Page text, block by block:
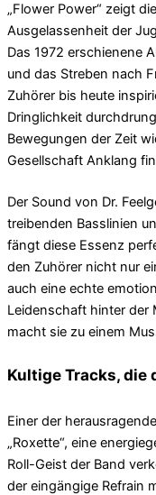
„Flower Power“ zeigt
Ausgelassenheit der
Das 1972 erschienene
und das Streben nach
Zuhörer bis heute
Dringlichkeit
Bewegungen der Zeit
Gesellschaft Anklang
Der Sound von Dr.
treibenden Basslinien
fängt diese Essenz
den Zuhörer nicht nur
auch eine echte
Leidenschaft hinter der
macht sie zu einem
Kultige Tracks, die
Einer der
„Roxette“, eine
Roll-Geist der Band
der eingängige Refrain